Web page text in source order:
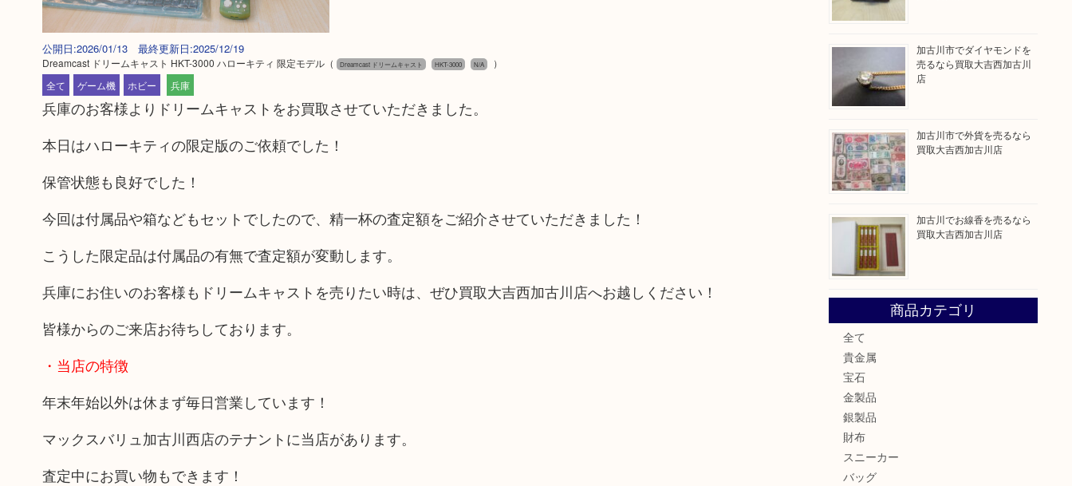
公開日:2026/01/13 最終更新日:2025/12/19
Dreamcast ドリームキャスト HKT-3000 ハローキティ 限定モデル（ Dreamcast ドリームキャスト HKT-3000 N/A
）
全て
ゲーム機 ホビー 兵庫
兵庫のお客様よりドリームキャストをお買取させていただきました。
本日はハローキティの限定版のご依頼でした！
保管状態も良好でした！
今回は付属品や箱などもセットでしたので、精一杯の査定額をご紹介させていただきました！
こうした限定品は付属品の有無で査定額が変動します。
兵庫にお住いのお客様もドリームキャストを売りたい時は、ぜひ買取大吉西加古川店へお越しください！
皆様からのご来店お待ちしております。
・当店の特徴
年末年始以外は休まず毎日営業しています！
マックスバリュ加古川西店のテナントに当店があります。
査定中にお買い物もできます！
加古川市でダイヤモンドを
売るなら買取大吉西加古川
店
加古川市で外貨を売るなら
買取大吉西加古川店
加古川でお線香を売るなら
買取大吉西加古川店
商品カテゴリ
全て
貴金属
宝石
金製品
銀製品
財布
スニーカー
バッグ